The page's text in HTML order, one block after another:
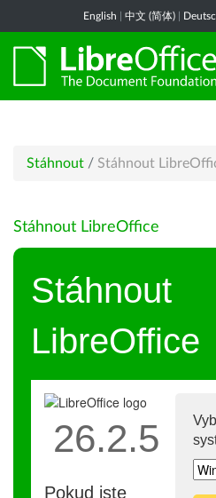
English 中文 (简体)
Stáhnout / Stáhnout
Stáhnout LibreOffice
Stáhnout
LibreOffice
26.2.5
Pokud jste